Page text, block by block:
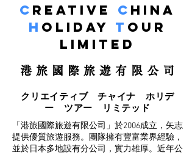
C REATIVE C HINA
H OLIDAY T OUR
LIMITED
港 旅 國 際 旅 遊 有 限 公 司
クリエイティブ チャイナ ホリデ
ー ツアー リミテッド
「港旅國際旅遊有限公司」於2006成立，矢志
提供優質旅遊服務。團隊擁有豐富業界經驗，
並於日本多地設有分公司，實力雄厚。近年公